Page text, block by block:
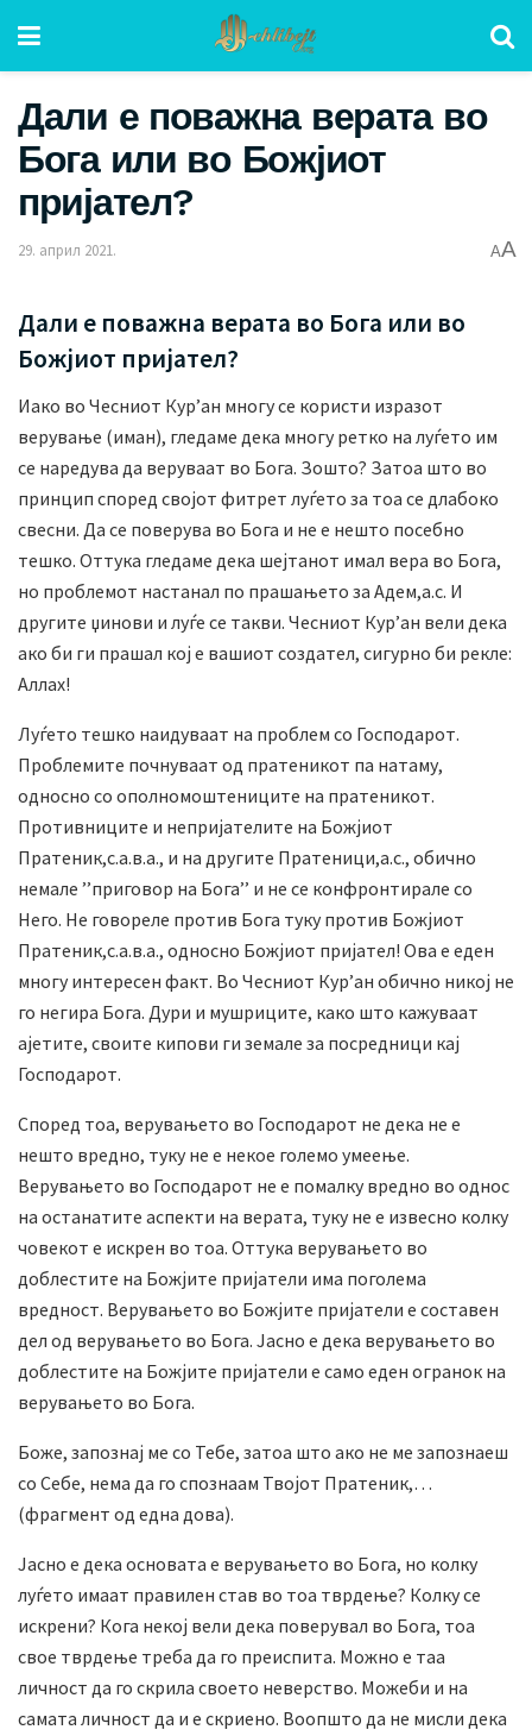
Дали е поважна верата во
Бога или во Божјиот
пријател?
29. април 2021. AA
Дали е поважна верата во Бога или во
Божјиот пријател?
Иако во Чесниот Кур’ан многу се користи изразот
верување (иман), гледаме дека многу ретко на луѓето им
се наредува да веруваат во Бога. Зошто? Затоа што во
принцип според својот фитрет луѓето за тоа се длабоко
свесни. Да се поверува во Бога и не е нешто посебно
тешко. Оттука гледаме дека шејтанот имал вера во Бога,
но проблемот настанал по прашањето за Адем,а.с. И
другите џинови и луѓе се такви. Чесниот Кур’ан вели дека
ако би ги прашал кој е вашиот создател, сигурно би рекле:
Аллах!
Луѓето тешко наидуваат на проблем со Господарот.
Проблемите почнуваат од пратеникот па натаму,
односно со ополномоштениците на пратеникот.
Противниците и непријателите на Божјиот
Пратеник,с.а.в.а., и на другите Пратеници,а.с., обично
немале ’’приговор на Бога’’ и не се конфронтирале со
Него. Не говореле против Бога туку против Божјиот
Пратеник,с.а.в.а., односно Божјиот пријател! Ова е еден
многу интересен факт. Во Чесниот Кур’ан обично никој не
го негира Бога. Дури и мушриците, како што кажуваат
ајетите, своите кипови ги земале за посредници кај
Господарот.
Според тоа, верувањето во Господарот не дека не е
нешто вредно, туку не е некое големо умеење.
Верувањето во Господарот не е помалку вредно во однос
на останатите аспекти на верата, туку не е извесно колку
човекот е искрен во тоа. Оттука верувањето во
доблестите на Божјите пријатели има поголема
вредност. Верувањето во Божјите пријатели е составен
дел од верувањето во Бога. Јасно е дека верувањето во
доблестите на Божјите пријатели е само еден огранок на
верувањето во Бога.
Боже, запознај ме со Тебе, затоа што ако не ме запознаеш
со Себе, нема да го спознаам Твојот Пратеник,…
(фрагмент од една дова).
Јасно е дека основата е верувањето во Бога, но колку
луѓето имаат правилен став во тоа тврдење? Колку се
искрени? Кога некој вели дека поверувал во Бога, тоа
свое тврдење треба да го преиспита. Можно е таа
личност да го скрила своето неверство. Можеби и на
самата личност да и е скриено. Воопшто да не мисли дека